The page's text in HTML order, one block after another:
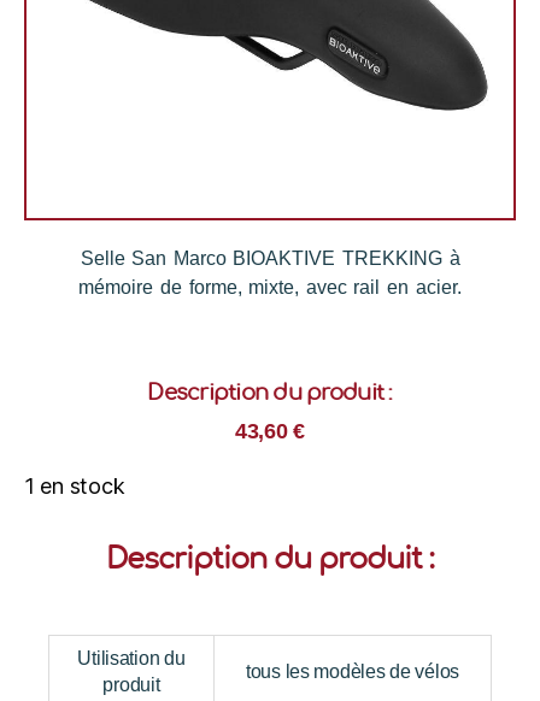
Selle San Marco BIOAKTIVE TREKKING à
mémoire de forme, mixte, avec rail en acier.
Description du produit :
43,60€
1 en stock
Description du produit :
Utilisation du
produit
tous les modèles de vélos